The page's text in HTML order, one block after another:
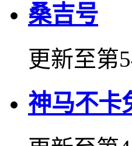
桑吉号
更新至第
神马不卡